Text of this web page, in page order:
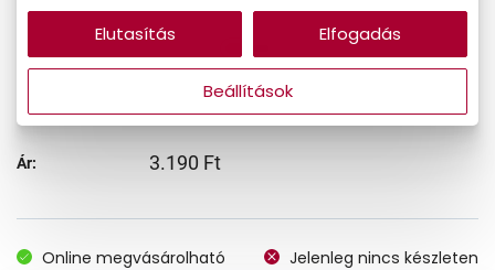
Ár: 3.190 Ft
Online megvásárolható Jelenleg nincs készleten
Beállítások
Elutasítás Elfogadás